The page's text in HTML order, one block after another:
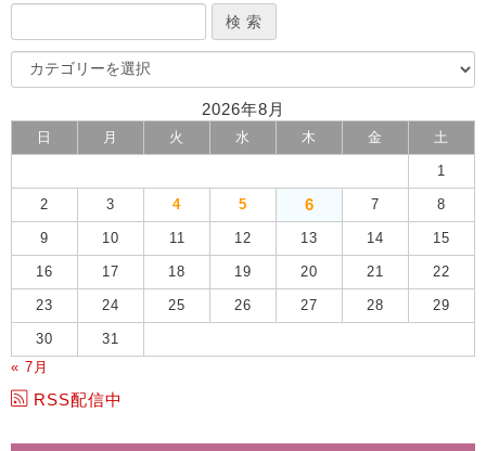
2026年8月
日 月 火 水 木 金 土
1
2 3 4 5 6 7 8
9 10 11 12 13 14 15
16 17 18 19 20 21 22
23 24 25 26 27 28 29
30
31
« 7月
RSS配信中